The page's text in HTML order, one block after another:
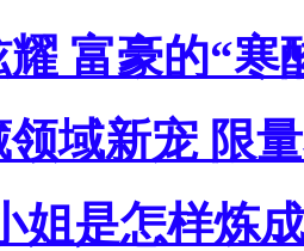
富豪的“寒
域新宠 限
姐是怎样炼